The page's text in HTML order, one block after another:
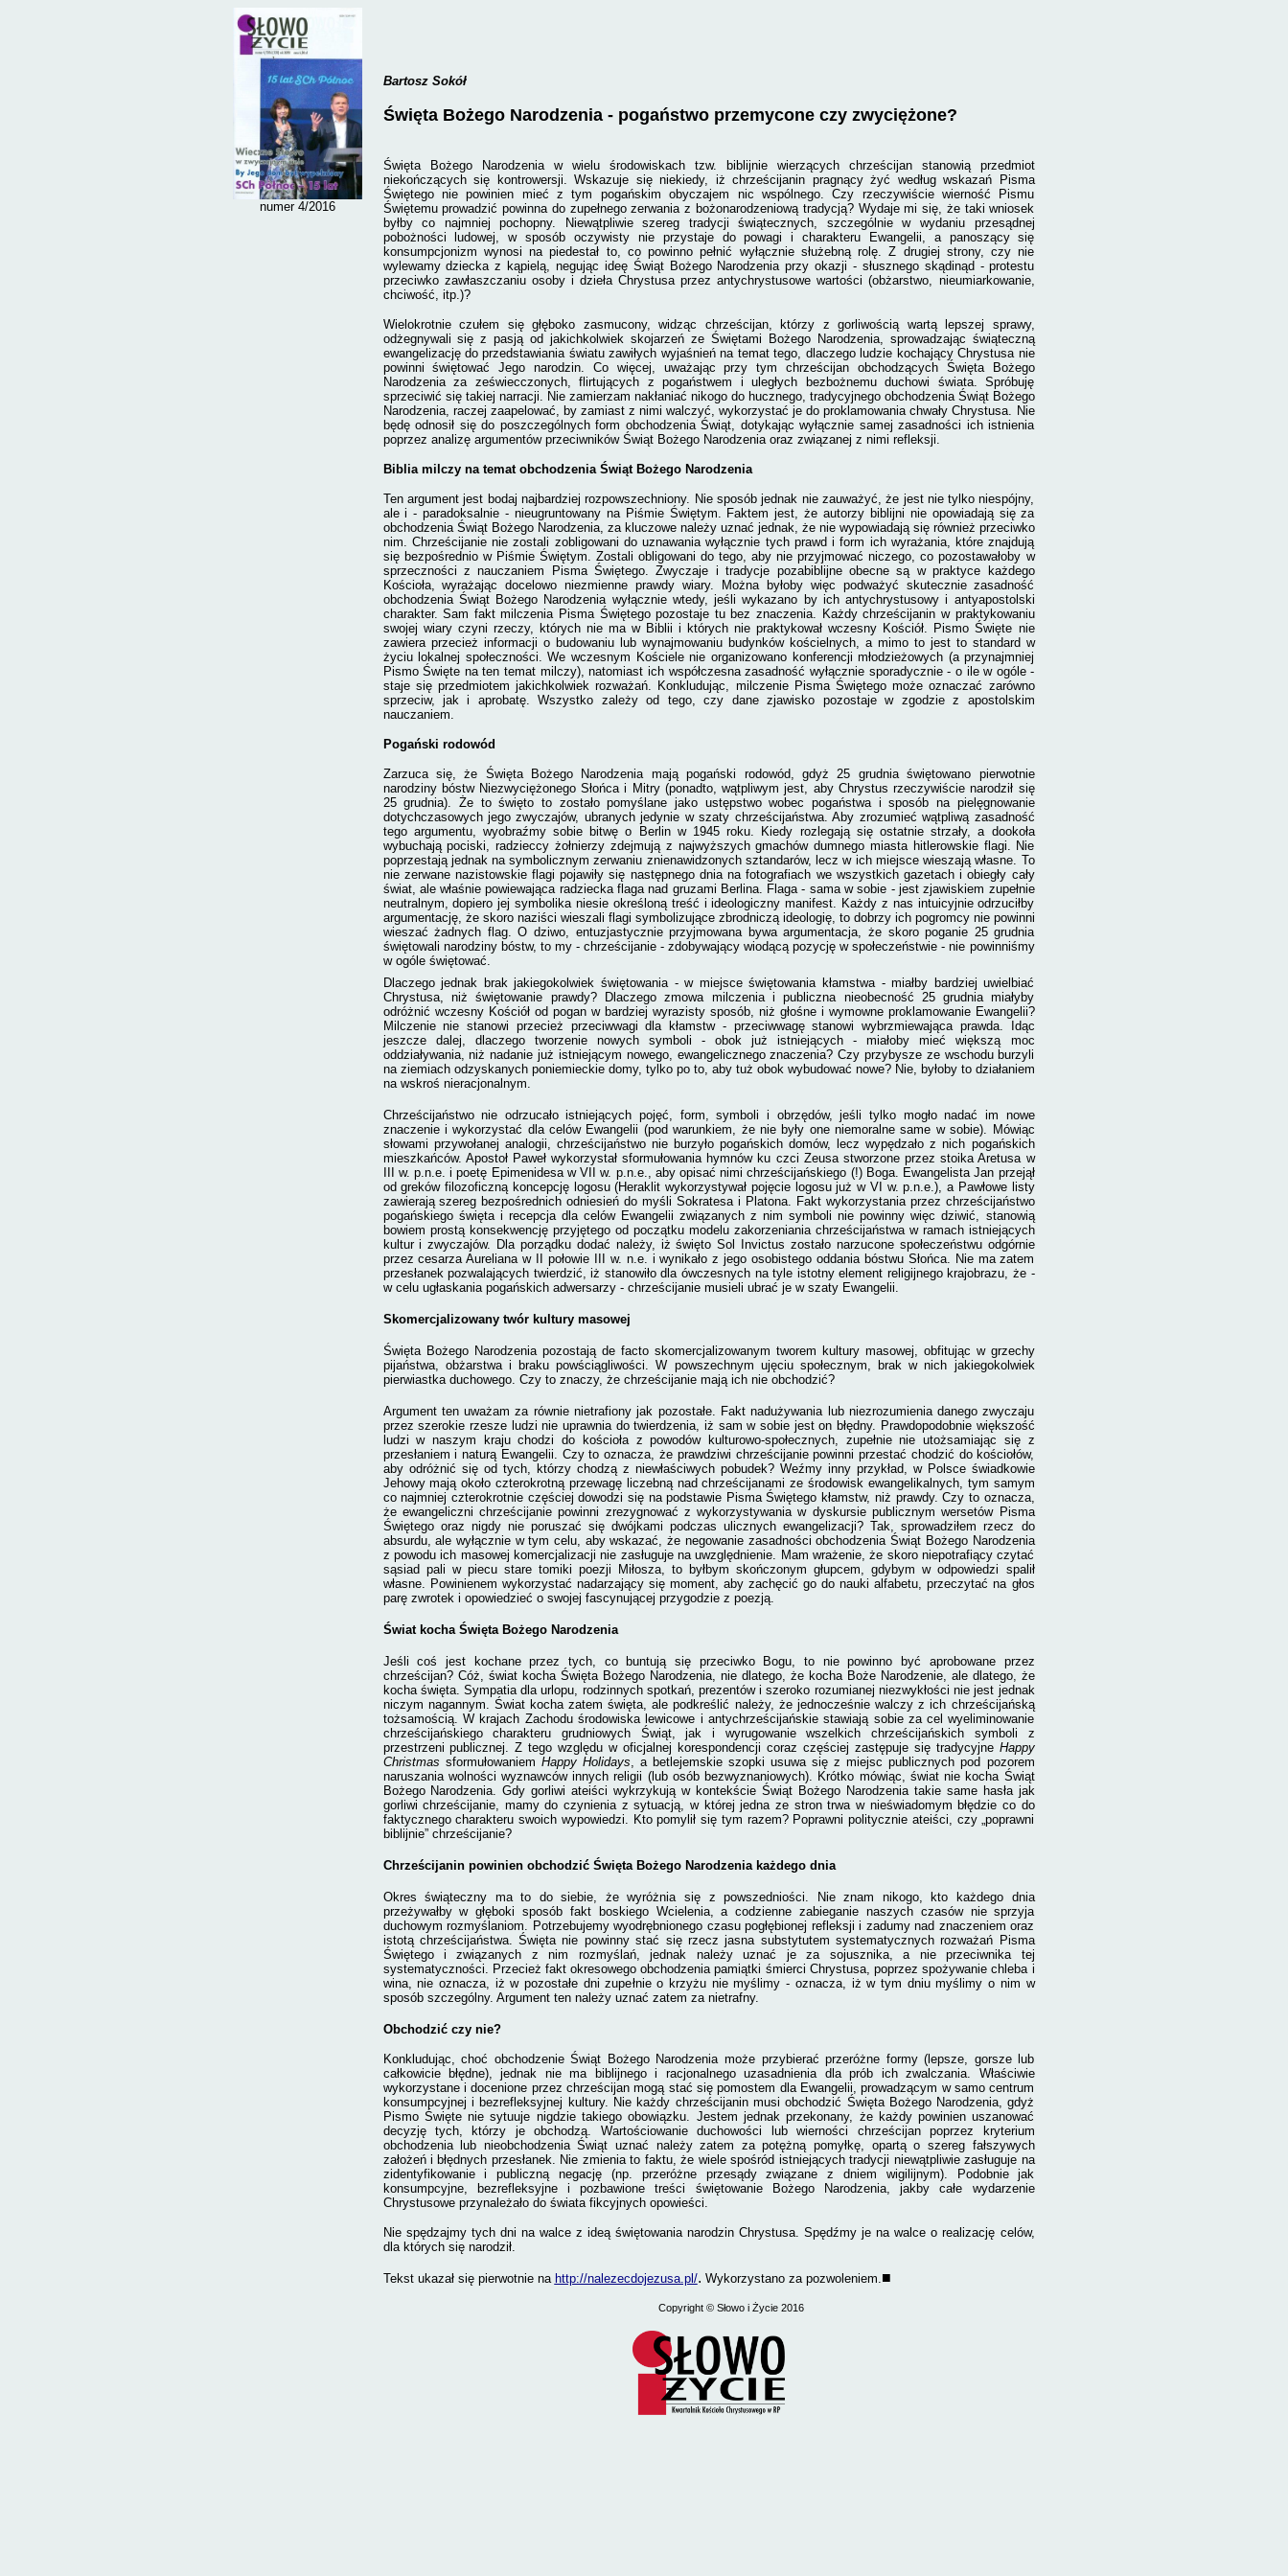
numer 4/2016
Bartosz Sokół
Święta Bożego Narodzenia - pogaństwo przemycone czy zwyciężone?
Święta Bożego Narodzenia w wielu środowiskach tzw. biblijnie wierzących chrześcijan stanowią przedmiot
niekończących się kontrowersji. Wskazuje się niekiedy, iż chrześcijanin pragnący żyć według wskazań Pisma
Świętego nie powinien mieć z tym pogańskim obyczajem nic wspólnego. Czy rzeczywiście wierność Pismu
Świętemu prowadzić powinna do zupełnego zerwania z bożonarodzeniową tradycją? Wydaje mi się, że taki wniosek
byłby co najmniej pochopny. Niewątpliwie szereg tradycji świątecznych, szczególnie w wydaniu przesądnej
pobożności ludowej, w sposób oczywisty nie przystaje do powagi i charakteru Ewangelii, a panoszący się
konsumpcjonizm wynosi na piedestał to, co powinno pełnić wyłącznie służebną rolę. Z drugiej strony, czy nie
wylewamy dziecka z kąpielą, negując ideę Świąt Bożego Narodzenia przy okazji - słusznego skądinąd - protestu
przeciwko zawłaszczaniu osoby i dzieła Chrystusa przez antychrystusowe wartości (obżarstwo, nieumiarkowanie,
chciwość, itp.)?
Wielokrotnie czułem się głęboko zasmucony, widząc chrześcijan, którzy z gorliwością wartą lepszej sprawy,
odżegnywali się z pasją od jakichkolwiek skojarzeń ze Świętami Bożego Narodzenia, sprowadzając świąteczną
ewangelizację do przedstawiania światu zawiłych wyjaśnień na temat tego, dlaczego ludzie kochający Chrystusa nie
powinni świętować Jego narodzin. Co więcej, uważając przy tym chrześcijan obchodzących Święta Bożego
Narodzenia za zeświecczonych, flirtujących z pogaństwem i uległych bezbożnemu duchowi świata. Spróbuję
sprzeciwić się takiej narracji. Nie zamierzam nakłaniać nikogo do hucznego, tradycyjnego obchodzenia Świąt Bożego
Narodzenia, raczej zaapelować, by zamiast z nimi walczyć, wykorzystać je do proklamowania chwały Chrystusa. Nie
będę odnosił się do poszczególnych form obchodzenia Świąt, dotykając wyłącznie samej zasadności ich istnienia
poprzez analizę argumentów przeciwników Świąt Bożego Narodzenia oraz związanej z nimi refleksji.
Biblia milczy na temat obchodzenia Świąt Bożego Narodzenia
Ten argument jest bodaj najbardziej rozpowszechniony. Nie sposób jednak nie zauważyć, że jest nie tylko niespójny,
ale i - paradoksalnie - nieugruntowany na Piśmie Świętym. Faktem jest, że autorzy biblijni nie opowiadają się za
obchodzenia Świąt Bożego Narodzenia, za kluczowe należy uznać jednak, że nie wypowiadają się również przeciwko
nim. Chrześcijanie nie zostali zobligowani do uznawania wyłącznie tych prawd i form ich wyrażania, które znajdują
się bezpośrednio w Piśmie Świętym. Zostali obligowani do tego, aby nie przyjmować niczego, co pozostawałoby w
sprzeczności z nauczaniem Pisma Świętego. Zwyczaje i tradycje pozabiblijne obecne są w praktyce każdego
Kościoła, wyrażając docelowo niezmienne prawdy wiary. Można byłoby więc podważyć skutecznie zasadność
obchodzenia Świąt Bożego Narodzenia wyłącznie wtedy, jeśli wykazano by ich antychrystusowy i antyapostolski
charakter. Sam fakt milczenia Pisma Świętego pozostaje tu bez znaczenia. Każdy chrześcijanin w praktykowaniu
swojej wiary czyni rzeczy, których nie ma w Biblii i których nie praktykował wczesny Kościół. Pismo Święte nie
zawiera przecież informacji o budowaniu lub wynajmowaniu budynków kościelnych, a mimo to jest to standard w
życiu lokalnej społeczności. We wczesnym Kościele nie organizowano konferencji młodzieżowych (a przynajmniej
Pismo Święte na ten temat milczy), natomiast ich współczesna zasadność wyłącznie sporadycznie - o ile w ogóle -
staje się przedmiotem jakichkolwiek rozważań. Konkludując, milczenie Pisma Świętego może oznaczać zarówno
sprzeciw, jak i aprobatę. Wszystko zależy od tego, czy dane zjawisko pozostaje w zgodzie z apostolskim
nauczaniem.
Pogański rodowód
Zarzuca się, że Święta Bożego Narodzenia mają pogański rodowód, gdyż 25 grudnia świętowano pierwotnie
narodziny bóstw Niezwyciężonego Słońca i Mitry (ponadto, wątpliwym jest, aby Chrystus rzeczywiście narodził się
25 grudnia). Że to święto to zostało pomyślane jako ustępstwo wobec pogaństwa i sposób na pielęgnowanie
dotychczasowych jego zwyczajów, ubranych jedynie w szaty chrześcijaństwa. Aby zrozumieć wątpliwą zasadność
tego argumentu, wyobraźmy sobie bitwę o Berlin w 1945 roku. Kiedy rozlegają się ostatnie strzały, a dookoła
wybuchają pociski, radzieccy żołnierzy zdejmują z najwyższych gmachów dumnego miasta hitlerowskie flagi. Nie
poprzestają jednak na symbolicznym zerwaniu znienawidzonych sztandarów, lecz w ich miejsce wieszają własne. To
nie zerwane nazistowskie flagi pojawiły się następnego dnia na fotografiach we wszystkich gazetach i obiegły cały
świat, ale właśnie powiewająca radziecka flaga nad gruzami Berlina. Flaga - sama w sobie - jest zjawiskiem zupełnie
neutralnym, dopiero jej symbolika niesie określoną treść i ideologiczny manifest. Każdy z nas intuicyjnie odrzuciłby
argumentację, że skoro naziści wieszali flagi symbolizujące zbrodniczą ideologię, to dobrzy ich pogromcy nie powinni
wieszać żadnych flag. O dziwo, entuzjastycznie przyjmowana bywa argumentacja, że skoro poganie 25 grudnia
świętowali narodziny bóstw, to my - chrześcijanie - zdobywający wiodącą pozycję w społeczeństwie - nie powinniśmy
w ogóle świętować.
Dlaczego jednak brak jakiegokolwiek świętowania - w miejsce świętowania kłamstwa - miałby bardziej uwielbiać
Chrystusa, niż świętowanie prawdy? Dlaczego zmowa milczenia i publiczna nieobecność 25 grudnia miałyby
odróżnić wczesny Kościół od pogan w bardziej wyrazisty sposób, niż głośne i wymowne proklamowanie Ewangelii?
Milczenie nie stanowi przecież przeciwwagi dla kłamstw - przeciwwagę stanowi wybrzmiewająca prawda. Idąc
jeszcze dalej, dlaczego tworzenie nowych symboli - obok już istniejących - miałoby mieć większą moc
oddziaływania, niż nadanie już istniejącym nowego, ewangelicznego znaczenia? Czy przybysze ze wschodu burzyli
na ziemiach odzyskanych poniemieckie domy, tylko po to, aby tuż obok wybudować nowe? Nie, byłoby to działaniem
na wskroś nieracjonalnym.
Chrześcijaństwo nie odrzucało istniejących pojęć, form, symboli i obrzędów, jeśli tylko mogło nadać im nowe
znaczenie i wykorzystać dla celów Ewangelii (pod warunkiem, że nie były one niemoralne same w sobie). Mówiąc
słowami przywołanej analogii, chrześcijaństwo nie burzyło pogańskich domów, lecz wypędzało z nich pogańskich
mieszkańców. Apostoł Paweł wykorzystał sformułowania hymnów ku czci Zeusa stworzone przez stoika Aretusa w
III w. p.n.e. i poetę Epimenidesa w VII w. p.n.e., aby opisać nimi chrześcijańskiego (!) Boga. Ewangelista Jan przejął
od greków filozoficzną koncepcję logosu (Heraklit wykorzystywał pojęcie logosu już w VI w. p.n.e.), a Pawłowe listy
zawierają szereg bezpośrednich odniesień do myśli Sokratesa i Platona. Fakt wykorzystania przez chrześcijaństwo
pogańskiego święta i recepcja dla celów Ewangelii związanych z nim symboli nie powinny więc dziwić, stanowią
bowiem prostą konsekwencję przyjętego od początku modelu zakorzeniania chrześcijaństwa w ramach istniejących
kultur i zwyczajów. Dla porządku dodać należy, iż święto Sol Invictus zostało narzucone społeczeństwu odgórnie
przez cesarza Aureliana w II połowie III w. n.e. i wynikało z jego osobistego oddania bóstwu Słońca. Nie ma zatem
przesłanek pozwalających twierdzić, iż stanowiło dla ówczesnych na tyle istotny element religijnego krajobrazu, że -
w celu ugłaskania pogańskich adwersarzy - chrześcijanie musieli ubrać je w szaty Ewangelii.
Skomercjalizowany twór kultury masowej
Święta Bożego Narodzenia pozostają de facto skomercjalizowanym tworem kultury masowej, obfitując w grzechy
pijaństwa, obżarstwa i braku powściągliwości. W powszechnym ujęciu społecznym, brak w nich jakiegokolwiek
pierwiastka duchowego. Czy to znaczy, że chrześcijanie mają ich nie obchodzić?
Argument ten uważam za równie nietrafiony jak pozostałe. Fakt nadużywania lub niezrozumienia danego zwyczaju
przez szerokie rzesze ludzi nie uprawnia do twierdzenia, iż sam w sobie jest on błędny. Prawdopodobnie większość
ludzi w naszym kraju chodzi do kościoła z powodów kulturowo-społecznych, zupełnie nie utożsamiając się z
przesłaniem i naturą Ewangelii. Czy to oznacza, że prawdziwi chrześcijanie powinni przestać chodzić do kościołów,
aby odróżnić się od tych, którzy chodzą z niewłaściwych pobudek? Weźmy inny przykład, w Polsce świadkowie
Jehowy mają około czterokrotną przewagę liczebną nad chrześcijanami ze środowisk ewangelikalnych, tym samym
co najmniej czterokrotnie częściej dowodzi się na podstawie Pisma Świętego kłamstw, niż prawdy. Czy to oznacza,
że ewangeliczni chrześcijanie powinni zrezygnować z wykorzystywania w dyskursie publicznym wersetów Pisma
Świętego oraz nigdy nie poruszać się dwójkami podczas ulicznych ewangelizacji? Tak, sprowadziłem rzecz do
absurdu, ale wyłącznie w tym celu, aby wskazać, że negowanie zasadności obchodzenia Świąt Bożego Narodzenia
z powodu ich masowej komercjalizacji nie zasługuje na uwzględnienie. Mam wrażenie, że skoro niepotrafiący czytać
sąsiad pali w piecu stare tomiki poezji Miłosza, to byłbym skończonym głupcem, gdybym w odpowiedzi spalił
własne. Powinienem wykorzystać nadarzający się moment, aby zachęcić go do nauki alfabetu, przeczytać na głos
parę zwrotek i opowiedzieć o swojej fascynującej przygodzie z poezją.
Świat kocha Święta Bożego Narodzenia
Jeśli coś jest kochane przez tych, co buntują się przeciwko Bogu, to nie powinno być aprobowane przez
chrześcijan? Cóż, świat kocha Święta Bożego Narodzenia, nie dlatego, że kocha Boże Narodzenie, ale dlatego, że
kocha święta. Sympatia dla urlopu, rodzinnych spotkań, prezentów i szeroko rozumianej niezwykłości nie jest jednak
niczym nagannym. Świat kocha zatem święta, ale podkreślić należy, że jednocześnie walczy z ich chrześcijańską
tożsamością. W krajach Zachodu środowiska lewicowe i antychrześcijańskie stawiają sobie za cel wyeliminowanie
chrześcijańskiego charakteru grudniowych Świąt, jak i wyrugowanie wszelkich chrześcijańskich symboli z
przestrzeni publicznej. Z tego względu w oficjalnej korespondencji coraz częściej zastępuje się tradycyjne Happy
Christmas sformułowaniem Happy Holidays , a betlejemskie szopki usuwa się z miejsc publicznych pod pozorem
naruszania wolności wyznawców innych religii (lub osób bezwyznaniowych). Krótko mówiąc, świat nie kocha Świąt
Bożego Narodzenia. Gdy gorliwi ateiści wykrzykują w kontekście Świąt Bożego Narodzenia takie same hasła jak
gorliwi chrześcijanie, mamy do czynienia z sytuacją, w której jedna ze stron trwa w nieświadomym błędzie co do
faktycznego charakteru swoich wypowiedzi. Kto pomylił się tym razem? Poprawni politycznie ateiści, czy „poprawni
biblijnie” chrześcijanie?
Chrześcijanin powinien obchodzić Święta Bożego Narodzenia każdego dnia
Okres świąteczny ma to do siebie, że wyróżnia się z powszedniości. Nie znam nikogo, kto każdego dnia
przeżywałby w głęboki sposób fakt boskiego Wcielenia, a codzienne zabieganie naszych czasów nie sprzyja
duchowym rozmyślaniom. Potrzebujemy wyodrębnionego czasu pogłębionej refleksji i zadumy nad znaczeniem oraz
istotą chrześcijaństwa. Święta nie powinny stać się rzecz jasna substytutem systematycznych rozważań Pisma
Świętego i związanych z nim rozmyślań, jednak należy uznać je za sojusznika, a nie przeciwnika tej
systematyczności. Przecież fakt okresowego obchodzenia pamiątki śmierci Chrystusa, poprzez spożywanie chleba i
wina, nie oznacza, iż w pozostałe dni zupełnie o krzyżu nie myślimy - oznacza, iż w tym dniu myślimy o nim w
sposób szczególny. Argument ten należy uznać zatem za nietrafny.
Obchodzić czy nie?
Konkludując, choć obchodzenie Świąt Bożego Narodzenia może przybierać przeróżne formy (lepsze, gorsze lub
całkowicie błędne), jednak nie ma biblijnego i racjonalnego uzasadnienia dla prób ich zwalczania. Właściwie
wykorzystane i docenione przez chrześcijan mogą stać się pomostem dla Ewangelii, prowadzącym w samo centrum
konsumpcyjnej i bezrefleksyjnej kultury. Nie każdy chrześcijanin musi obchodzić Święta Bożego Narodzenia, gdyż
Pismo Święte nie sytuuje nigdzie takiego obowiązku. Jestem jednak przekonany, że każdy powinien uszanować
decyzję tych, którzy je obchodzą. Wartościowanie duchowości lub wierności chrześcijan poprzez kryterium
obchodzenia lub nieobchodzenia Świąt uznać należy zatem za potężną pomyłkę, opartą o szereg fałszywych
założeń i błędnych przesłanek. Nie zmienia to faktu, że wiele spośród istniejących tradycji niewątpliwie zasługuje na
zidentyfikowanie i publiczną negację (np. przeróżne przesądy związane z dniem wigilijnym). Podobnie jak
konsumpcyjne, bezrefleksyjne i pozbawione treści świętowanie Bożego Narodzenia, jakby całe wydarzenie
Chrystusowe przynależało do świata fikcyjnych opowieści.
Nie spędzajmy tych dni na walce z ideą świętowania narodzin Chrystusa. Spędźmy je na walce o realizację celów,
dla których się narodził.
Tekst ukazał się pierwotnie na http://nalezecdojezusa.pl/. Wykorzystano za pozwoleniem. ■
Copyright © Słowo i Życie 2016